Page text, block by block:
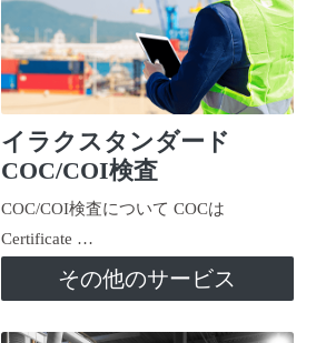
イラクスタンダード
COC/COI検査
COC/COI検査について COCは
Certificate …
その他のサービス